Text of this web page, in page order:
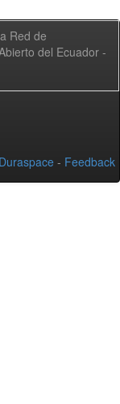
Red de
del Ecuador -
Duraspace - Feedback